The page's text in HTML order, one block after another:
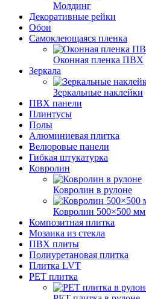
Молдинг
Декоративные рейки
Обои
Самоклеющаяся пленка
Оконная пленка ПВХ
Зеркала
Зеркальные наклейки
ПВХ панели
Плинтусы
Полы
Алюминиевая плитка
Велюровые панели
Гибкая штукатурка
Ковролин
Ковролин в рулоне
Ковролин 500×500 мм
Композитная плитка
Мозаика из стекла
ПВХ плиты
Полиуретановая плитка
Плитка LVT
РЕТ плитка